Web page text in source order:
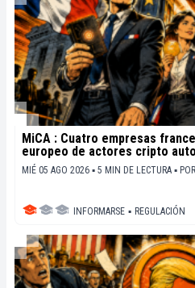
MiCA : Cuatro empresas
europeo de actores cripto
MIÉ 05 AGO 2026 ▪ 5 MIN DE LECTURA ▪ POR
INFORMARSE ▪ REGULACIÓN